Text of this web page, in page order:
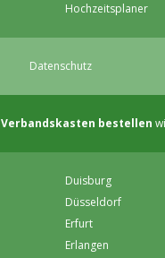
Hochzeitsplaner
Datenschutz
Verbandskasten bestellen
Duisburg
Düsseldorf
Erfurt
Erlangen